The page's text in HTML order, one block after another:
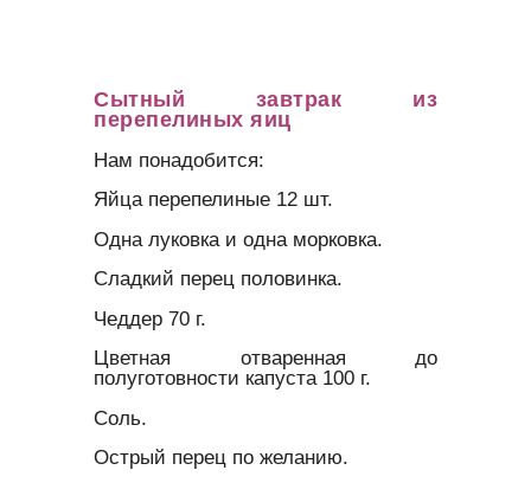
Сытный завтрак из
перепелиных яиц
Нам понадобится:
Яйца перепелиные 12 шт.
Одна луковка и одна морковка.
Сладкий перец половинка.
Чеддер 70 г.
Цветная отваренная до
полуготовности капуста 100 г.
Соль.
Острый перец по желанию.